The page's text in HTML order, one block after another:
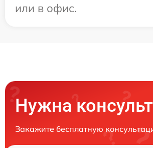
или в офис.
Нужна
Закажите бесплатную